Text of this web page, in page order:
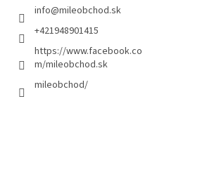
info@mileobchod.sk
+421948901415
https://www.facebook.co
m/mileobchod.sk
mileobchod/